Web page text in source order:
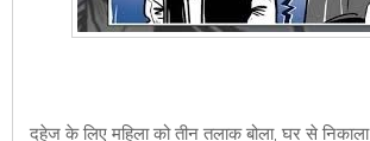
दहेज के लिए महिला को तीन तलाक बोला, घर से निकाला